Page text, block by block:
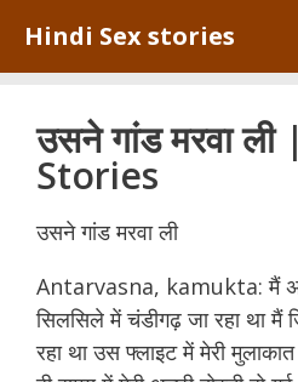
content
Hindi Sex stories
उसने गांड मरवा
Stories
उसने गांड मरवा ली
Antarvasna, kamukta: मैं
सिलसिले में चंडीगढ़ जा रहा था मैं
रहा था उस फ्लाइट में मेरी